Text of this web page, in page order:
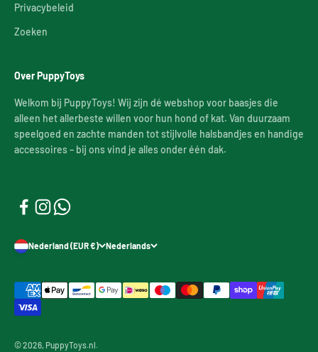
Privacybeleid
Zoeken
Over PuppyToys
Welkom bij PuppyToys! Wij zijn dé webshop voor baasjes die
alleen het allerbeste willen voor hun hond of kat. Van duurzaam
speelgoed en zachte manden tot stijlvolle halsbandjes en handige
accessoires – bij ons vind je alles onder één dak.
Nederland (EUR €) Nederlands
© 2026, PuppyToys.nl.